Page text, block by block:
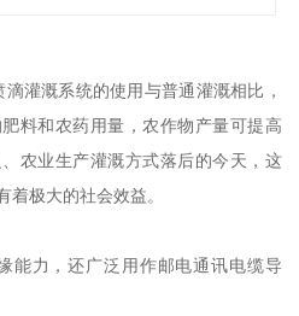
灌溉系统的使用与普通灌溉相比，
料和农药用量，农作物产量可提高
农业生产灌溉方式落后的今天，这
着极大的社会效益。
能力，还广泛用作邮电通讯电缆导